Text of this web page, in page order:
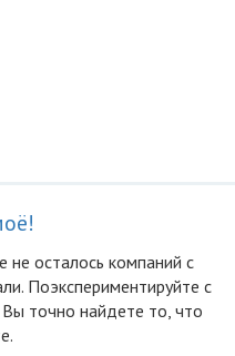
осталоcь компаний с
Поэкспериментируйте с
точно найдете то, что